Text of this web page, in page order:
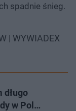
spadnie śnieg.
| WYWIADEX
długo
w Pol…